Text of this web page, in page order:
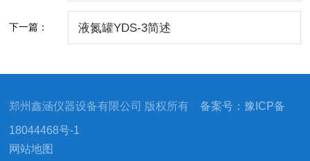
下一篇： 液氮罐YDS-3简述
郑州鑫涵仪器设备有限公司 版权所有备案号：豫ICP备
18044468号-1
网站地图